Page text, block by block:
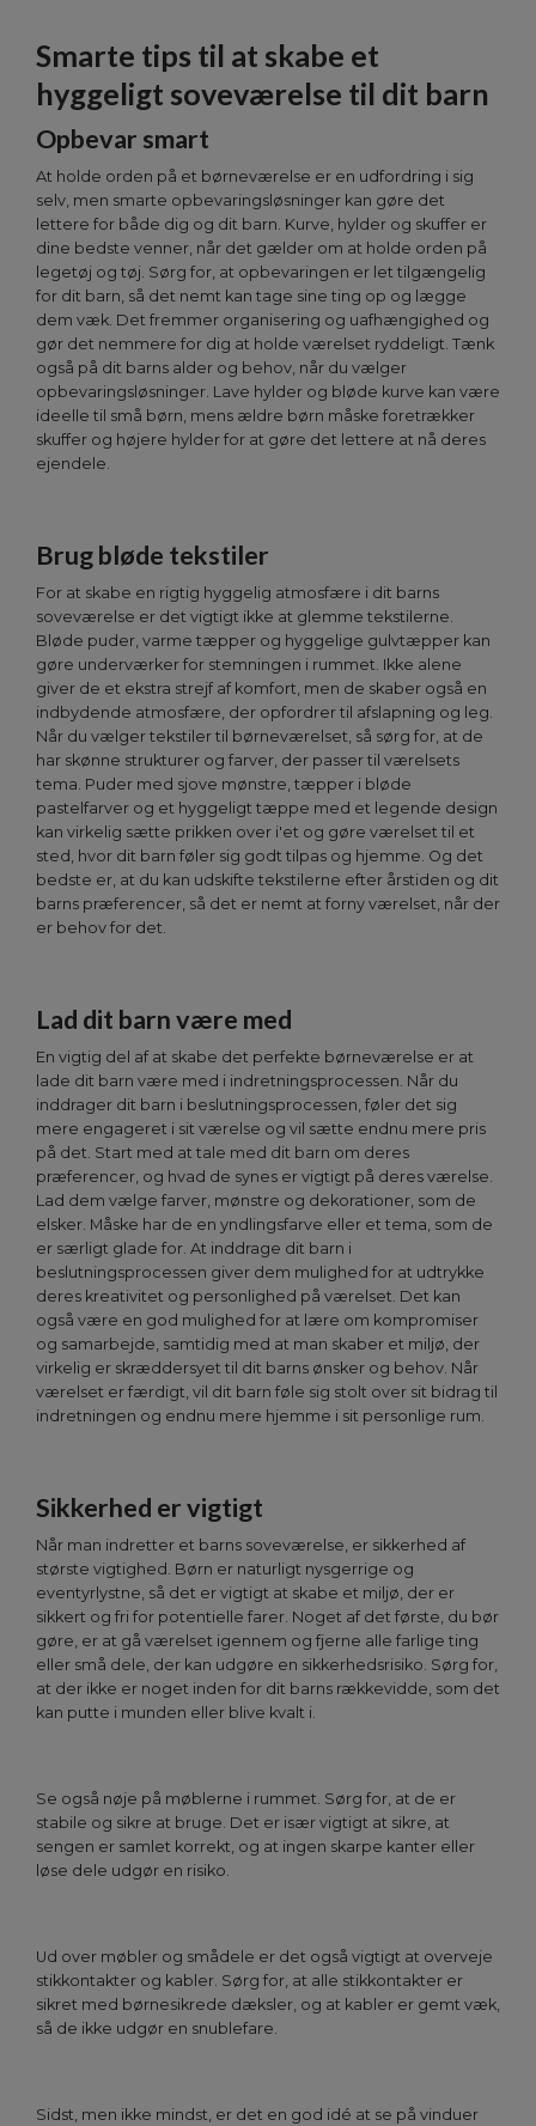
Smarte tips til at skabe et
hyggeligt soveværelse til dit barn
Opbevar smart
At holde orden på et børneværelse er en udfordring i sig
selv, men smarte opbevaringsløsninger kan gøre det
lettere for både dig og dit barn. Kurve, hylder og skuffer er
dine bedste venner, når det gælder om at holde orden på
legetøj og tøj. Sørg for, at opbevaringen er let tilgængelig
for dit barn, så det nemt kan tage sine ting op og lægge
dem væk. Det fremmer organisering og uafhængighed og
gør det nemmere for dig at holde værelset ryddeligt. Tænk
også på dit barns alder og behov, når du vælger
opbevaringsløsninger. Lave hylder og bløde kurve kan være
ideelle til små børn, mens ældre børn måske foretrækker
skuffer og højere hylder for at gøre det lettere at nå deres
ejendele.
Brug bløde tekstiler
For at skabe en rigtig hyggelig atmosfære i dit barns
soveværelse er det vigtigt ikke at glemme tekstilerne.
Bløde puder, varme tæpper og hyggelige gulvtæpper kan
gøre underværker for stemningen i rummet. Ikke alene
giver de et ekstra strejf af komfort, men de skaber også en
indbydende atmosfære, der opfordrer til afslapning og leg.
Når du vælger tekstiler til børneværelset, så sørg for, at de
har skønne strukturer og farver, der passer til værelsets
tema. Puder med sjove mønstre, tæpper i bløde
pastelfarver og et hyggeligt tæppe med et legende design
kan virkelig sætte prikken over i'et og gøre værelset til et
sted, hvor dit barn føler sig godt tilpas og hjemme. Og det
bedste er, at du kan udskifte tekstilerne efter årstiden og dit
barns præferencer, så det er nemt at forny værelset, når der
er behov for det.
Lad dit barn være med
En vigtig del af at skabe det perfekte børneværelse er at
lade dit barn være med i indretningsprocessen. Når du
inddrager dit barn i beslutningsprocessen, føler det sig
mere engageret i sit værelse og vil sætte endnu mere pris
på det. Start med at tale med dit barn om deres
præferencer, og hvad de synes er vigtigt på deres værelse.
Lad dem vælge farver, mønstre og dekorationer, som de
elsker. Måske har de en yndlingsfarve eller et tema, som de
er særligt glade for. At inddrage dit barn i
beslutningsprocessen giver dem mulighed for at udtrykke
deres kreativitet og personlighed på værelset. Det kan
også være en god mulighed for at lære om kompromiser
og samarbejde, samtidig med at man skaber et miljø, der
virkelig er skræddersyet til dit barns ønsker og behov. Når
værelset er færdigt, vil dit barn føle sig stolt over sit bidrag til
indretningen og endnu mere hjemme i sit personlige rum.
Sikkerhed er vigtigt
Når man indretter et barns soveværelse, er sikkerhed af
største vigtighed. Børn er naturligt nysgerrige og
eventyrlystne, så det er vigtigt at skabe et miljø, der er
sikkert og fri for potentielle farer. Noget af det første, du bør
gøre, er at gå værelset igennem og fjerne alle farlige ting
eller små dele, der kan udgøre en sikkerhedsrisiko. Sørg for,
at der ikke er noget inden for dit barns rækkevidde, som det
kan putte i munden eller blive kvalt i.
Se også nøje på møblerne i rummet. Sørg for, at de er
stabile og sikre at bruge. Det er især vigtigt at sikre, at
sengen er samlet korrekt, og at ingen skarpe kanter eller
løse dele udgør en risiko.
Ud over møbler og smådele er det også vigtigt at overveje
stikkontakter og kabler. Sørg for, at alle stikkontakter er
sikret med børnesikrede dæksler, og at kabler er gemt væk,
så de ikke udgør en snublefare.
Sidst, men ikke mindst, er det en god idé at se på vinduer